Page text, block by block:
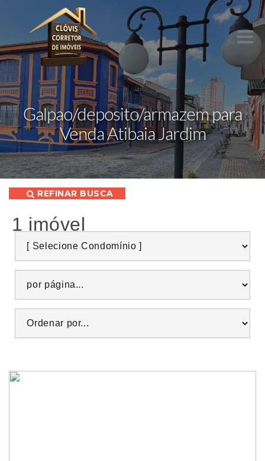
Galpao/deposito/armazem para
Venda Atibaia Jardim
REFINAR BUSCA
1 imóvel